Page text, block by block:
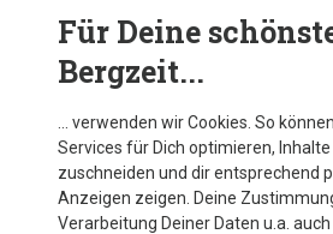
The
Für Deine
Bergzeit...
… verwenden wir Cookies. So
Services für Dich optimieren,
zuschneiden und dir entsprechend
Anzeigen zeigen. Deine
Verarbeitung Deiner Daten u.a. auch